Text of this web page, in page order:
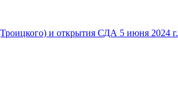
и открытия СДА 5 июня 2024 г.